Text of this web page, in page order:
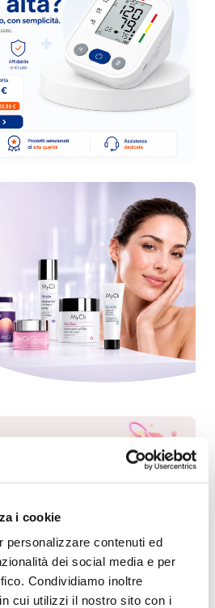
i cookie
personalizzare contenuti ed
dei social media e per
Condividiamo inoltre
cui utilizzi il nostro sito con i